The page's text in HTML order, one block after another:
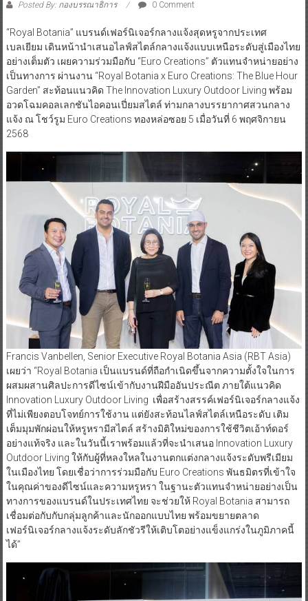
Posted By: กองบรรณาธิการ 0 Comment
“Royal Botania” แบรนด์เฟอร์นิเจอร์กลางแจ้งสุดหรูจากประเทศ
เบลเยียม เดินหน้านำเสนอไลฟ์สไตล์กลางแจ้งแบบเหนือระดับสู่เมืองไทย
อย่างเต็มตัว เผยความร่วมมือกับ “Euro Creations” ตัวแทนจำหน่ายอย่าง
เป็นทางการ ผ่านงาน “Royal Botania x Euro Creations: The Blue Hour
Garden” สะท้อนแนวคิด The Innovation Luxury Outdoor Living พร้อม
อวดโฉมคอลเลกชันไอคอนเปี่ยมสไตล์ ท่ามกลางบรรยากาศสวนกลาง
แจ้ง ณ โชว์รูม Euro Creations ทองหล่อซอย 5 เมื่อวันที่ 6 พฤศจิกายน
2568
Francis Vanbellen, Senior Executive Royal Botania Asia (RBT Asia)
เผยว่า “Royal Botania เป็นแบรนด์ที่ถือกำเนิดขึ้นจากความตั้งใจในการ
ผสมผสานศิลปะการดีไซน์เข้ากับงานฝีมืออันประณีต ภายใต้แนวคิด
Innovation Luxury Outdoor Living เพื่อสร้างสรรค์เฟอร์นิเจอร์กลางแจ้ง
ที่ไม่เพียงตอบโจทย์การใช้งาน แต่ยังสะท้อนไลฟ์สไตล์เหนือระดับ เติม
เต็มมุมพักผ่อนให้หรูหรามีสไตล์ สร้างมิติใหม่ของการใช้ชีวิตเอ้าท์ดอร์
อย่างแท้จริง และในวันนี้เราพร้อมแล้วที่จะนำเสนอ Innovation Luxury
Outdoor Living ให้กับผู้ที่หลงใหลในงานตกแต่งกลางแจ้งระดับพรีเมียม
ในเมืองไทย โดยเชื่อว่าการร่วมมือกับ Euro Creations พันธมิตรที่เข้าใจ
ในคุณค่าของดีไซน์และความหรูหรา ในฐานะตัวแทนจำหน่ายอย่างเป็น
ทางการของแบรนด์ในประเทศไทย จะช่วยให้ Royal Botania สามารถ
เชื่อมต่อกับกับกลุ่มลูกค้าและนักออกแบบไทย พร้อมขยายตลาด
เฟอร์นิเจอร์กลางแจ้งระดับลักชัวรีให้เติบโตอย่างแข็งแกร่งในภูมิภาคนี้
ได้”